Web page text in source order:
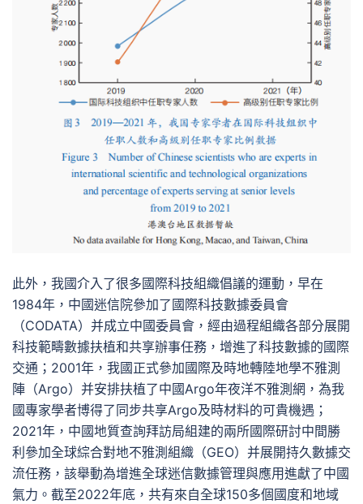
此外，我國介入了很多國際科技組織倡議的運動，早在
1984年，中國迷信院參加了國際科技數據委員會
（CODATA）并成立中國委員會，經由過程組織各部分展開
科技範疇數據扶植和共享辦事任務，增進了科技數據的國際
交通；2001年，我國正式參加國際及時地轉陸地學不雅測
陣（Argo）并安排扶植了中國Argo年夜洋不雅測網，為我
國專家學者博得了同步共享Argo及時材料的可貴機遇；
2021年，中國地質查詢拜訪局組建的兩所國際研討中間勝
利參加全球綜合對地不雅測組織（GEO）并展開持久數據交
流任務，該舉動為增進全球迷信數據管理與應用進獻了中國
氣力。截至2022年底，共有來自全球150多個國度和地域